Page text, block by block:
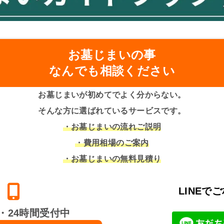
お墓じまいの事
なんでも相談ください
お墓じまいが初めてでよく分からない。
そんな方に選ばれているサービスです。
・お墓じまいの流れご説明
・費用相場のご案内
・お墓じまいの無料見積り
24時間受付中
LINEで